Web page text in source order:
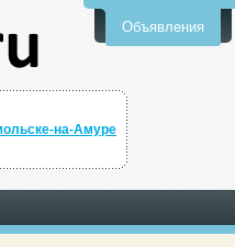
Объявления
на-Амуре